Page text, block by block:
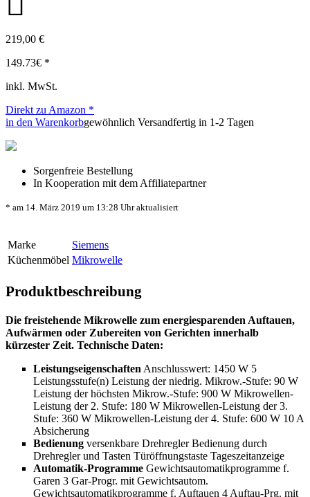
219,00 €
149.73€ *
inkl. MwSt.
Direkt zu Amazon *
in den Warenkorbgewöhnlich Versandfertig in 1-2 Tagen
Sorgenfreie Bestellung
In Kooperation mit dem Affiliatepartner
* am 14. März 2019 um 13:28 Uhr aktualisiert
Marke
Siemens
Küchenmöbel Mikrowelle
Produktbeschreibung
Die freistehende Mikrowelle zum energiesparenden Auftauen,
Aufwärmen oder Zubereiten von Gerichten innerhalb
kürzester Zeit. Technische Daten:
Leistungseigenschaften Anschlusswert: 1450 W 5
Leistungsstufe(n) Leistung der niedrig. Mikrow.-Stufe: 90 W
Leistung der höchsten Mikrow.-Stufe: 900 W Mikrowellen-
Leistung der 2. Stufe: 180 W Mikrowellen-Leistung der 3.
Stufe: 360 W Mikrowellen-Leistung der 4. Stufe: 600 W 10 A
Absicherung
Bedienung versenkbare Drehregler Bedienung durch
Drehregler und Tasten Türöffnungstaste Tageszeitanzeige
Automatik-Programme Gewichtsautomatikprogramme f.
Garen 3 Gar-Progr. mit Gewichtsautom.
Gewichtsautomatikprogramme f. Auftauen 4 Auftau-Prg. mit